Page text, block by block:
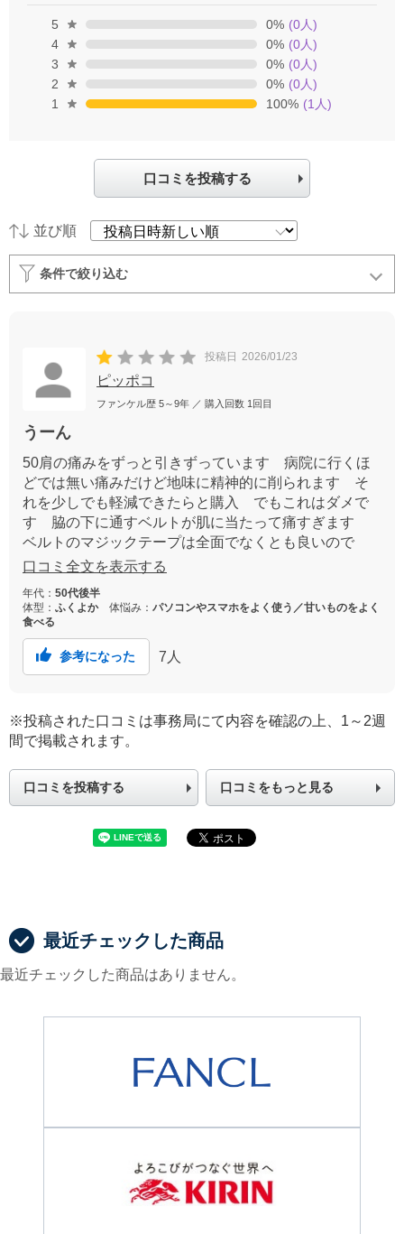
5 0% (0人)
4
0% (0人)
3
0% (0人)
2
0% (0人)
1
100% (1 人)
口コミを投稿する
並び順
条件で絞り込む
投稿日 2026/01/23
ピッポコ
ファンケル歴 5～9年 ／ 購入回数 1回目
うーん
50肩の痛みをずっと引きずっています 病院に行くほ
どでは無い痛みだけど地味に精神的に削られます そ
れを少しでも軽減できたらと購入 でもこれはダメで
す 脇の下に通すベルトが肌に当たって痛すぎます
ベルトのマジックテープは全面でなくとも良いので
は？ 肩の痛みより脇の下の違和感が嫌すぎます 本
いので是非とも改良して欲しいです
口コミ全文を表示する
年代： 50代後半
体型： ふくよか体悩み： パソコンやスマホをよく使う／甘いものをよく
食べる
参考になった 7 人
※投稿された口コミは事務局にて内容を確認の上、1～2週
間で掲載されます。
口コミを投稿する 口コミをもっと見る
最近チェックした商品
最近チェックした商品はありません。